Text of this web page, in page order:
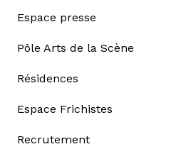
Espace presse
Pôle Arts de la Scène
Résidences
Espace Frichistes
Recrutement